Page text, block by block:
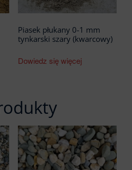
Piasek płukany 0-1 mm
tynkarski szary (kwarcowy)
Dowiedz się więcej